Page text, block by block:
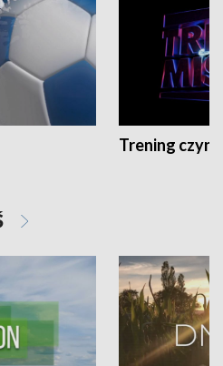
Trening czyni